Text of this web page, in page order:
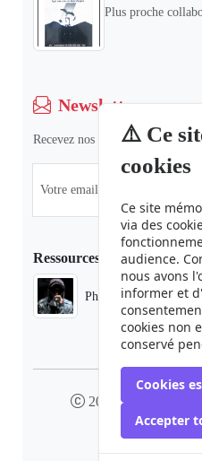
⚠️ Ce
cookies
Ce site
via des
audience.
nous avons
informer et
cookies non
conservé
Cookies
Accepter
Plus proche
Newsletter
Recevez nos dernières
Ressources
Phaduba camp boiro
2024 camp-
Mémorial des